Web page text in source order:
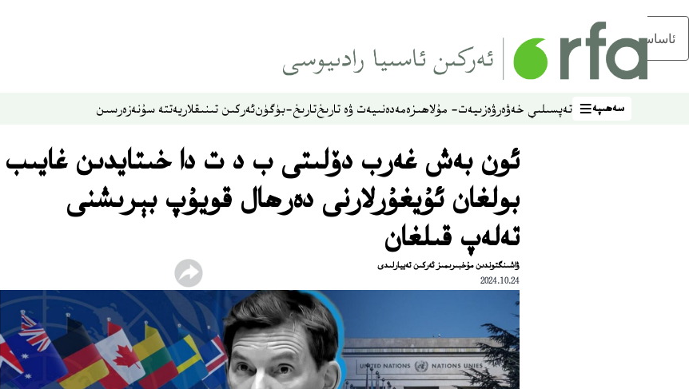
ئاساسلىق مەزمۇنغا ئاتلاڭ
سەھىپە
سەھىپە تەپسىلىي خەۋەرۋەزىيەت- مۇلاھىزەمەدەنىيەت ۋە تارىختارىخ-بۈگۈنئەركىن تىنىقلاريەتتە سۇنەزەرسىن
ئون بەش غەرب دۆلىتى ب د ت دا خىتايدىن غايىب
بولغان ئۇيغۇرلارنى دەرھال قويۇپ بېرىشنى
تەلەپ قىلغان
ۋاشىنگتوندىن مۇخبىرىمىز ئەركىن تەييارلىدى
2024.10.24